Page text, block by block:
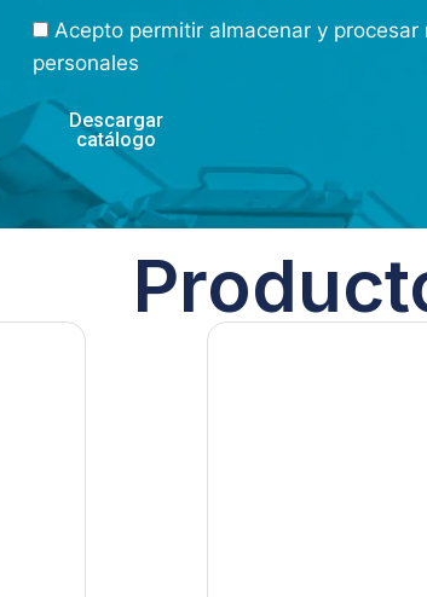
Acepto permitir almacenar y procesar
personales
Descargar
catálogo